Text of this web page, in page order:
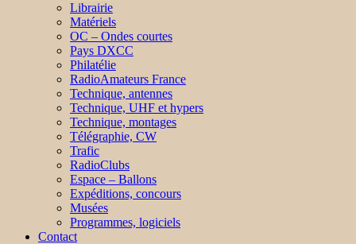
Librairie
Matériels
OC – Ondes courtes
Pays DXCC
Philatélie
RadioAmateurs France
Technique, antennes
Technique, UHF et hypers
Technique, montages
Télégraphie, CW
Trafic
RadioClubs
Espace – Ballons
Expéditions, concours
Musées
Programmes, logiciels
Contact